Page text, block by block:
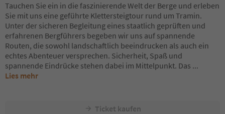
Tauchen Sie ein in die faszinierende Welt der Berge und erleben
Sie mit uns eine geführte Klettersteigtour rund um Tramin.
Unter der sicheren Begleitung eines staatlich geprüften und
erfahrenen Bergführers begeben wir uns auf spannende
Routen, die sowohl landschaftlich beeindrucken als auch ein
echtes Abenteuer versprechen. Sicherheit, Spaß und
spannende Eindrücke stehen dabei im Mittelpunkt. Das ...
Lies mehr
Ticket kaufen